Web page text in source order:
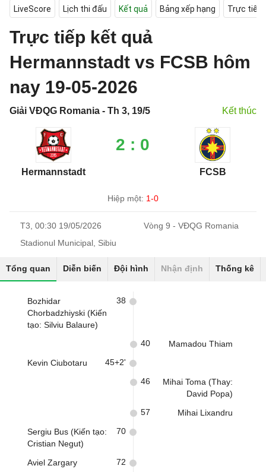
LiveScore Lịch thi đấu Kết quả Bảng xếp hạng Trực tiếp
Trực tiếp kết quả
Hermannstadt vs FCSB hôm
nay 19-05-2026
Giải VĐQG Romania - Th 3, 19/5 Kết thúc
Hermannstadt
2 : 0
FCSB
Hiệp một: 1-0
T3, 00:30 19/05/2026
Vòng 9 - VĐQG Romania
Stadionul Municipal, Sibiu
Tổng quan Diễn biến Đội hình Nhận định Thống kê
Bozhidar
Chorbadzhiyski (Kiến
tạo: Silviu Balaure)
38
Mamadou Thiam
40
Kevin Ciubotaru 45+2'
Mihai Toma (Thay:
David Popa)
46
Mihai Lixandru
57
Sergiu Bus (Kiến tạo:
Cristian Negut)
70
Aviel Zargary 72